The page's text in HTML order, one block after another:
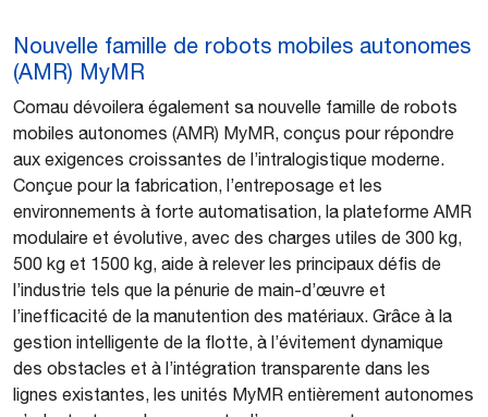
Nouvelle famille de robots mobiles autonomes
(AMR) MyMR
Comau dévoilera également sa nouvelle famille de robots
mobiles autonomes (AMR) MyMR, conçus pour répondre
aux exigences croissantes de l’intralogistique moderne.
Conçue pour la fabrication, l’entreposage et les
environnements à forte automatisation, la plateforme AMR
modulaire et évolutive, avec des charges utiles de 300 kg,
500 kg et 1500 kg, aide à relever les principaux défis de
l’industrie tels que la pénurie de main-d’œuvre et
l’inefficacité de la manutention des matériaux. Grâce à la
gestion intelligente de la flotte, à l’évitement dynamique
des obstacles et à l’intégration transparente dans les
lignes existantes, les unités MyMR entièrement autonomes